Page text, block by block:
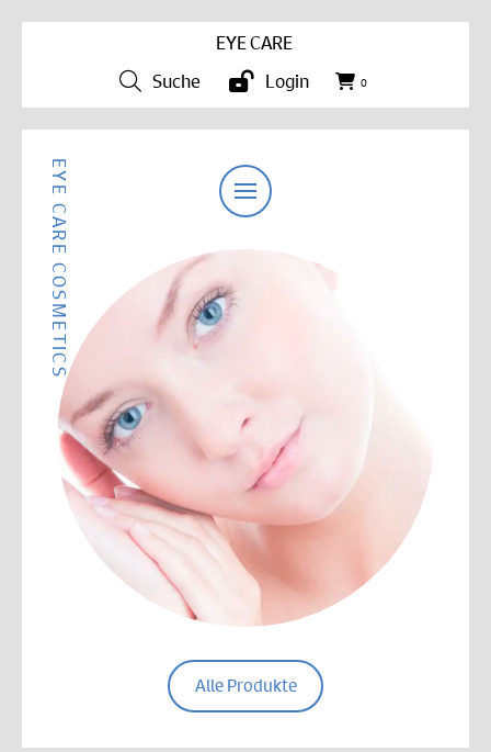
EYE CARE
Suche
Login 0
EYE CARE COSMETICS
Alle Produkte